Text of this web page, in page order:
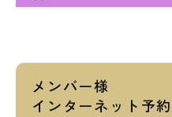
メンバー様
インターネット予約